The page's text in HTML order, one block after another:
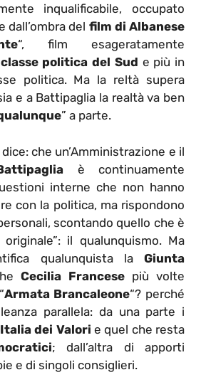
inqualificabile, occupato
del film di Albanese
“, film esageratamente
classe politica del Sud e più in
politica. Ma la reltà supera
e a Battipaglia la realtà va ben
” a parte.
che un’Amministrazione e il
è continuamente
interne che non hanno
con la politica, ma rispondono
scontando quello che è
il qualunquismo. Ma
qualunquista la Giunta
Cecilia Francese più volte
Armata Brancaleone“? perché
parallela: da una parte i
Italia dei Valori e quel che resta
; dall’altra di apporti
e di singoli consiglieri.